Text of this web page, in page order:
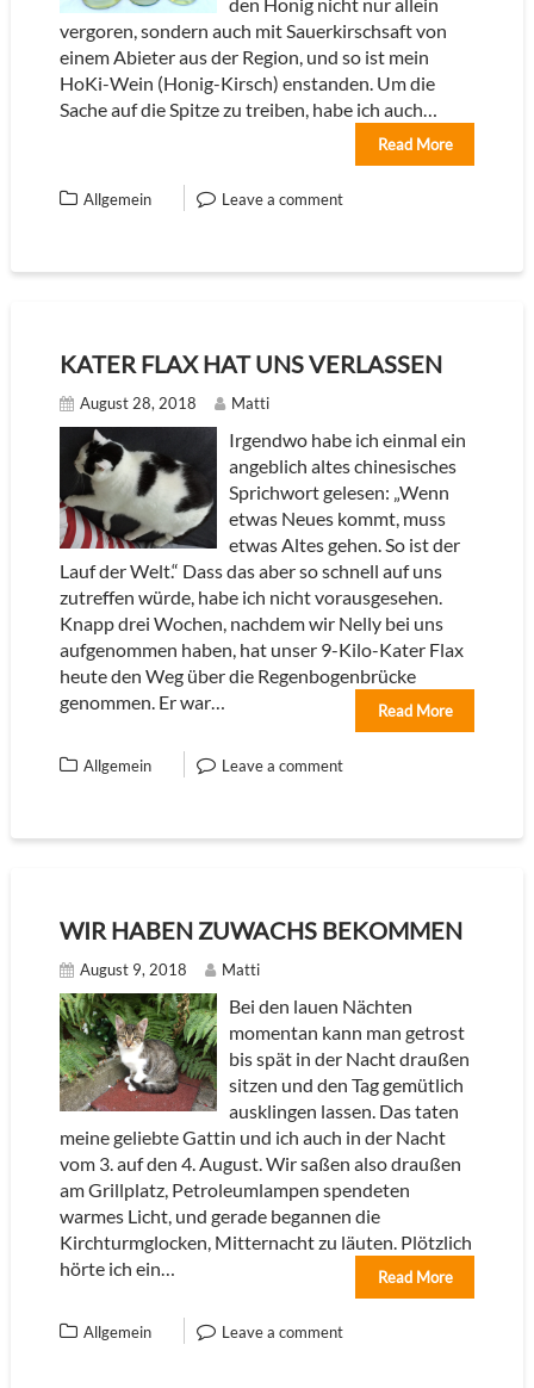
vergoren, sondern auch mit Sauerkirschsaft von
einem Abieter aus der Region, und so ist mein
HoKi-Wein (Honig-Kirsch) enstanden. Um die
Sache auf die Spitze zu treiben, habe ich auch…
Read More
Allgemein Leave a comment
KATER FLAX HAT UNS VERLASSEN
August 28, 2018 Matti
Irgendwo habe ich einmal ein
angeblich altes chinesisches
Sprichwort gelesen: „Wenn
etwas Neues kommt, muss
etwas Altes gehen. So ist der
Lauf der Welt.“ Dass das aber so schnell auf uns
zutreffen würde, habe ich nicht vorausgesehen.
Knapp drei Wochen, nachdem wir Nelly bei uns
aufgenommen haben, hat unser 9-Kilo-Kater Flax
heute den Weg über die Regenbogenbrücke
genommen. Er war…
Read More
Allgemein Leave a comment
WIR HABEN ZUWACHS BEKOMMEN
August 9, 2018 Matti
Bei den lauen Nächten
momentan kann man getrost
bis spät in der Nacht draußen
sitzen und den Tag gemütlich
ausklingen lassen. Das taten
meine geliebte Gattin und ich auch in der Nacht
vom 3. auf den 4. August. Wir saßen also draußen
am Grillplatz, Petroleumlampen spendeten
warmes Licht, und gerade begannen die
Kirchturmglocken, Mitternacht zu läuten. Plötzlich
hörte ich ein…
Read More
Allgemein Leave a comment